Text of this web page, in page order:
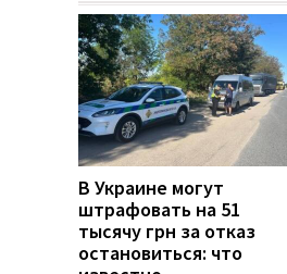
В Украине могут
штрафовать на 51
тысячу грн за отказ
остановиться: что